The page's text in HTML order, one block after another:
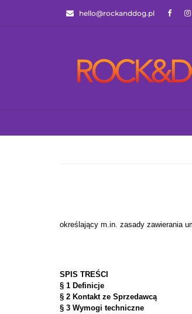
hello@rockanddog.pl
określający m.in. zasady zawierania
SPIS TREŚCI
§ 1 Definicje
§ 2 Kontakt ze Sprzedawcą
§ 3 Wymogi techniczne